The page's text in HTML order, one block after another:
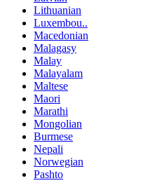
Lithuanian
Luxembou..
Macedonian
Malagasy
Malay
Malayalam
Maltese
Maori
Marathi
Mongolian
Burmese
Nepali
Norwegian
Pashto